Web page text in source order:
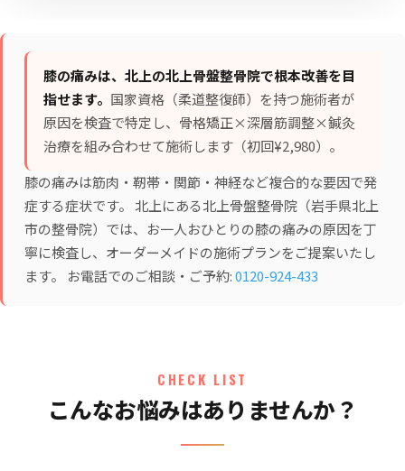
膝の痛みは、北上の北上骨盤整骨院で根本改善を目
指せます。 国家資格（柔道整復師）を持つ施術者が
原因を検査で特定し、 骨格矯正×深層筋調整×鍼灸
治療を組み合わせて施術します（初回¥2,980）。
膝の痛みは筋肉・靭帯・関節・神経など複合的な要因で発
症する症状です。 北上にある北上骨盤整骨院（岩手県北上
市の整骨院）では、お一人おひとりの膝の痛みの原因を丁
寧に検査し、オーダーメイドの施術プランをご提案いたし
ます。 お電話でのご相談・ご予約:0120-924-433
CHECK LIST
こんなお悩みはありませんか？